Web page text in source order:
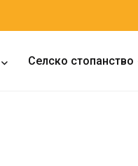
Селско стопанство